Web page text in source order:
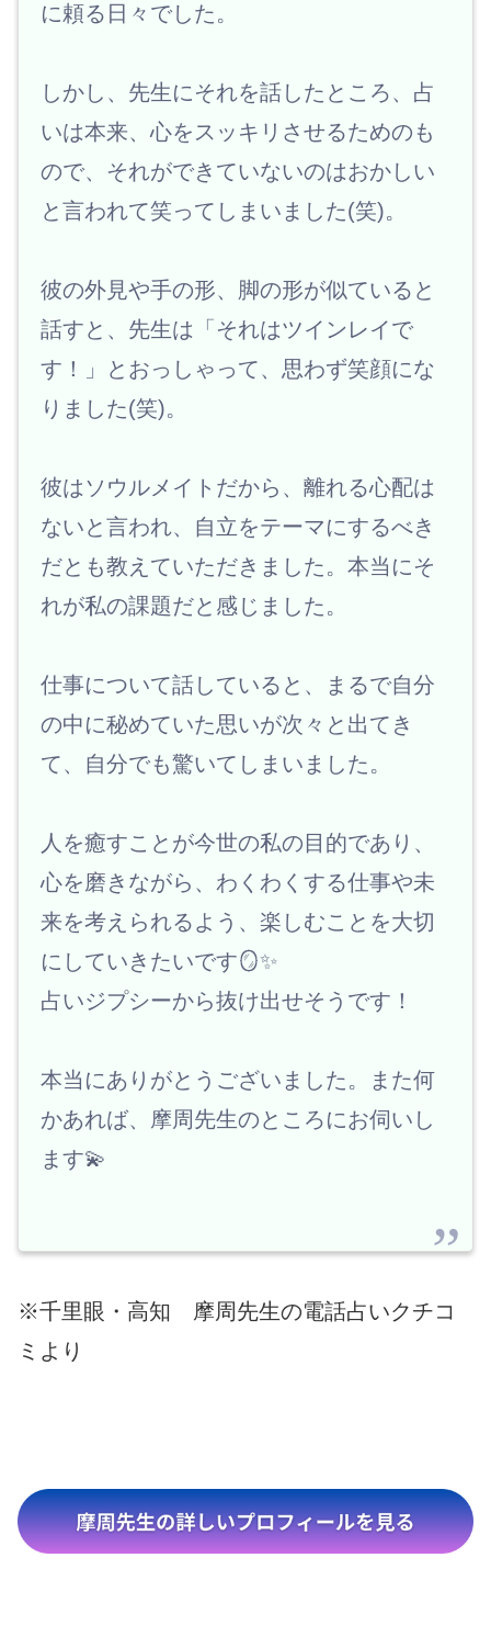
に頼る日々でした。
しかし、先生にそれを話したところ、占
いは本来、心をスッキリさせるためのも
ので、それができていないのはおかしい
と言われて笑ってしまいました(笑)。
彼の外見や手の形、脚の形が似ていると
話すと、先生は「それはツインレイで
す！」とおっしゃって、思わず笑顔にな
りました(笑)。
彼はソウルメイトだから、離れる心配は
ないと言われ、自立をテーマにするべき
だとも教えていただきました。本当にそ
れが私の課題だと感じました。
仕事について話していると、まるで自分
の中に秘めていた思いが次々と出てき
て、自分でも驚いてしまいました。
人を癒すことが今世の私の目的であり、
心を磨きながら、わくわくする仕事や未
来を考えられるよう、楽しむことを大切
にしていきたいです🪞✨
占いジプシーから抜け出せそうです！
本当にありがとうございました。また何
かあれば、摩周先生のところにお伺いし
ます💫
※千里眼・高知 摩周先生の電話占いクチコ
ミより